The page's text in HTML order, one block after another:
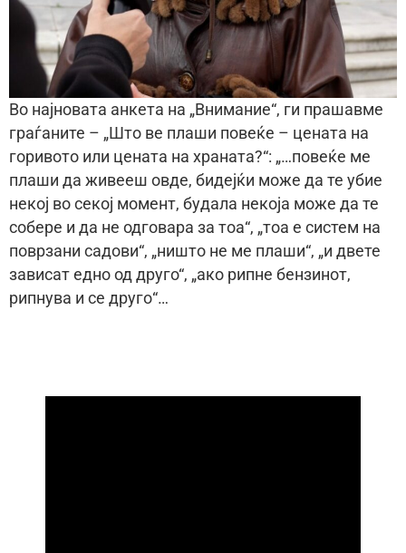
Во најновата анкета на „Внимание“, ги прашавме
граѓаните – „Што ве плаши повеќе – цената на
горивото или цената на храната?“: „…повеќе ме
плаши да живееш овде, бидејќи може да те убие
некој во секој момент, будала некоја може да те
собере и да не одговара за тоа“, „тоа е систем на
поврзани садови“, „ништо не ме плаши“, „и двете
зависат едно од другo“, „ако рипне бензинот,
рипнува и се друго“…